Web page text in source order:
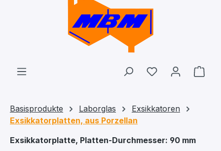
Du hast 0
Basisprodukte Laborglas
Exsikkatoren
Exsikkatorplatten, aus Porzellan
Exsikkatorplatte, Platten-Durchmesser: 90 mm